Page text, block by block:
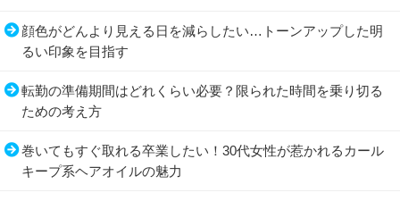
顔色がどんより見える日を減らしたい…トーンアップした明
るい印象を目指す
転勤の準備期間はどれくらい必要？限られた時間を乗り切る
ための考え方
巻いてもすぐ取れる卒業したい！30代女性が惹かれるカール
キープ系ヘアオイルの魅力